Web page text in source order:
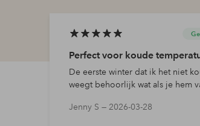
Nu betalen, later betalen of
Meer lezen
Perfect voor koude
De eerste winter dat ik het niet
weegt behoorlijk wat als je hem
hij ver over de b…
Jenny S — 2026-03-28